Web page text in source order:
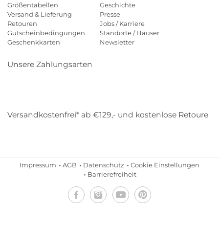
Größentabellen
Versand & Lieferung
Retouren
Gutscheinbedingungen
Geschenkkarten
Geschichte
Presse
Jobs / Karriere
Standorte / Häuser
Newsletter
Unsere Zahlungsarten
Versandkostenfrei* ab €129,- und kostenlose Retoure
Impressum AGB Datenschutz
Cookie Einstellungen
Barrierefreiheit